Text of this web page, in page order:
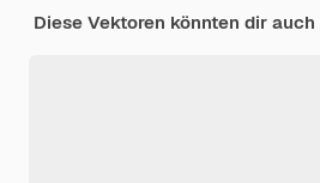
Diese Vektoren könnten dir